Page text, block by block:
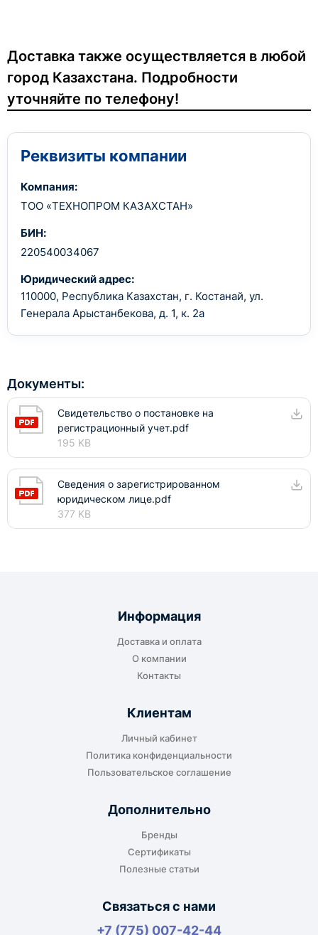
Доставка также осуществляется в любой
город Казахстана. Подробности
уточняйте по телефону!
Реквизиты компании
Компания:
ТОО «ТЕХНОПРОМ КАЗАХСТАН»
БИН:
220540034067
Юридический адрес:
110000, Республика Казахстан, г. Костанай, ул.
Генерала Арыстанбекова, д. 1, к. 2а
Документы:
Свидетельство о постановке на
регистрационный учет.pdf
195 KB
Сведения о зарегистрированном
юридическом лице.pdf
377 KB
Информация
Доставка и оплата
О компании
Контакты
Клиентам
Личный кабинет
Политика конфиденциальности
Пользовательское соглашение
Дополнительно
Бренды
Сертификаты
Полезные статьи
Связаться с нами
+7 (775) 007-42-44